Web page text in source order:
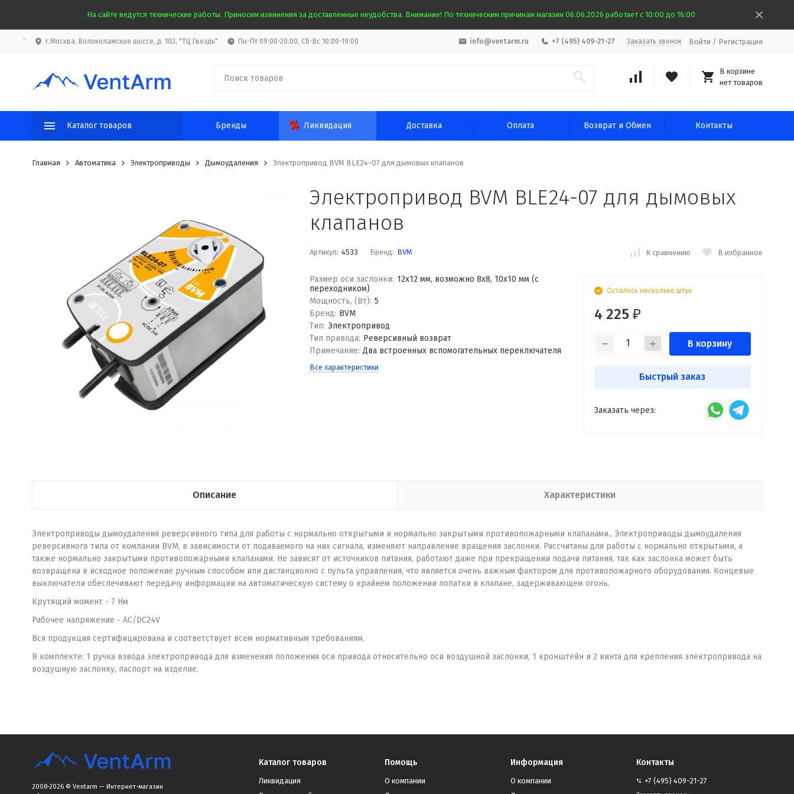
На сайте ведутся технические работы. Приносим извинения за доставленные неудобства. Внимание! По техническим причинам магазин 06.06.2026 работает с 10:00 до 16:00
` г.Москва. Волоколамское шоссе, д. 103, "ТЦ Гвоздь" Пн-Пт 09:00-20:00, Сб-Вс 10:00-19:00 info@ventarm.ru +7 (495) 409-21-27 Заказать звонок Войти / Регистрация
В корзине
нет товаров
Каталог товаров Бренды Ликвидация Доставка Оплата Возврат и Обмен Контакты
Главная Автоматика Электроприводы Дымоудаления Электропривод BVM BLE24-07 для дымовых клапанов
Электропривод BVM BLE24-07 для дымовых
клапанов
Артикул: 4533 Бренд: BVM К сравнению В избранное
Размер оси заслонки: 12x12 мм, возможно 8х8, 10х10 мм (с
переходником)
Мощность, (Вт): 5
Бренд: BVM
Тип: Электропривод
Тип привода: Реверсивный возврат
Примечание: Два встроенных вспомогательных переключателя
Все характеристики
Осталось несколько штук
4 225 ₽
В корзину
Быстрый заказ
Заказать через:
Описание Характеристики
Электроприводы дымоудаления реверсивного типа для работы с нормально открытыми и нормально закрытыми противопожарными клапанами., Электроприводы дымоудаления
реверсивного типа от компании BVM, в зависимости от подаваемого на них сигнала, изменяют направление вращения заслонки. Рассчитаны для работы с нормально открытыми, а
также нормально закрытыми противопожарными клапанами. Не зависят от источников питания, работают даже при прекращении подачи питания, так как заслонка может быть
возвращена в исходное положение ручным способом или дистанционно с пульта управления, что является очень важным фактором для противопожарного оборудования. Концевые
выключатели обеспечивают передачу информации на автоматическую систему о крайнем положении лопатки в клапане, задерживающем огонь.
Крутящий момент - 7 Нм
Рабочее напряжение - AC/DC24V
Вся продукция сертифицирована и соответствует всем нормативным требованиям.
В комплекте: 1 ручка взвода электропривода для изменения положения оси привода относительно оси воздушной заслонки, 1 кронштейн и 2 винта для крепления электропривода на
воздушную заслонку, паспорт на изделие.
2008-2026 © Ventarm — Интернет-магазин
Каталог товаров
Ликвидация
Помощь
О компании
Информация
О компании
Контакты
+7 (495) 409-21-27